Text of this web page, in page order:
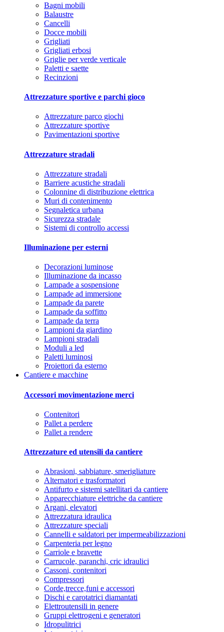
Bagni mobili
Balaustre
Cancelli
Docce mobili
Grigliati
Grigliati erbosi
Griglie per verde verticale
Paletti e saette
Recinzioni
Attrezzature sportive e parchi gioco
Attrezzature parco giochi
Attrezzature sportive
Pavimentazioni sportive
Attrezzature stradali
Attrezzature stradali
Barriere acustiche stradali
Colonnine di distribuzione elettrica
Muri di contenimento
Segnaletica urbana
Sicurezza stradale
Sistemi di controllo accessi
Illuminazione per esterni
Decorazioni luminose
Illuminazione da incasso
Lampade a sospensione
Lampade ad immersione
Lampade da parete
Lampade da soffitto
Lampade da terra
Lampioni da giardino
Lampioni stradali
Moduli a led
Paletti luminosi
Proiettori da esterno
Cantiere e macchine
Accessori movimentazione merci
Contenitori
Pallet a perdere
Pallet a rendere
Attrezzature ed utensili da cantiere
Abrasioni, sabbiature, smerigliature
Alternatori e trasformatori
Antifurto e sistemi satellitari da cantiere
Apparecchiature elettriche da cantiere
Argani, elevatori
Attrezzatura idraulica
Attrezzature speciali
Cannelli e saldatori per impermeabilizzazioni
Carpenteria per legno
Carriole e bravette
Carrucole, paranchi, cric idraulici
Cassoni, contenitori
Compressori
Corde,trecce,funi e accessori
Dischi e carotatrici diamantati
Elettroutensili in genere
Gruppi elettrogeni e generatori
Idropulitrici